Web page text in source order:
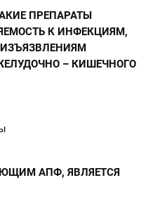
ПРЕПАРАТЫ
К ИНФЕКЦИЯМ,
ИЗЪЯЗВЛЕНИЯМ
– КИШЕЧНОГО
АПФ, ЯВЛЯЕТСЯ